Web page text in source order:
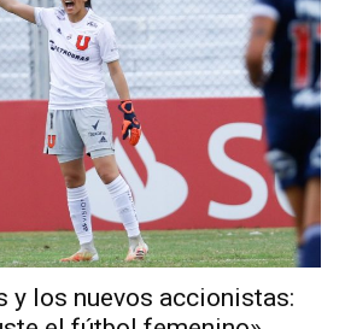
y los nuevos accionistas: